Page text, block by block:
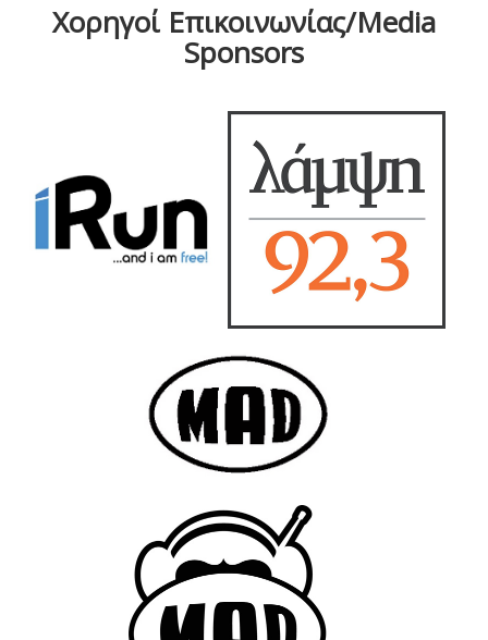
Χορηγοί Επικοινωνίας/Media
Sponsors